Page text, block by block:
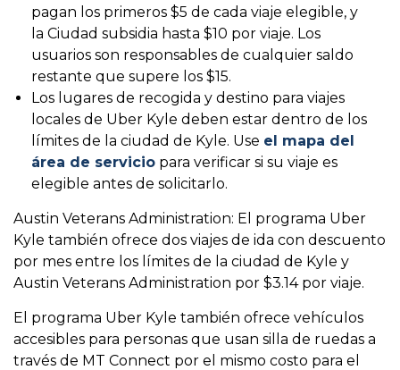
pagan los primeros $5 de cada viaje elegible, y
la Ciudad subsidia hasta $10 por viaje. Los
usuarios son responsables de cualquier saldo
restante que supere los $15.
Los lugares de recogida y destino para viajes
locales de Uber Kyle deben estar dentro de los
límites de la ciudad de Kyle. Use el mapa del
área de servicio para verificar si su viaje es
elegible antes de solicitarlo.
Austin Veterans Administration: El programa Uber
Kyle también ofrece dos viajes de ida con descuento
por mes entre los límites de la ciudad de Kyle y
Austin Veterans Administration por $3.14 por viaje.
El programa Uber Kyle también ofrece vehículos
accesibles para personas que usan silla de ruedas a
través de MT Connect por el mismo costo para el